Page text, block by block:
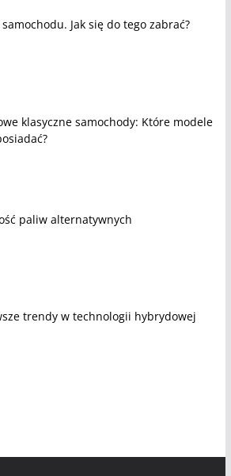
Jak się do tego zabrać?
klasyczne samochody: Które modele
paliw alternatywnych
trendy w technologii hybrydowej